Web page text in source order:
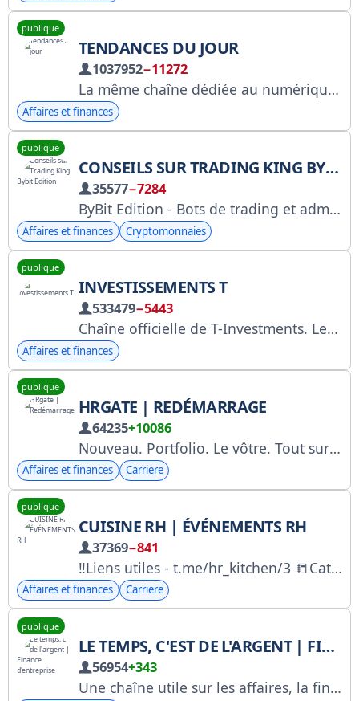
publique
TENDANCES DU JOUR
1037952−11272
La même chaîne dédiée au numérique, aux tendances internet et au marketing de nouvelle génération. Une communauté pour les entrepreneurs, les innovateurs et les personnes brillantes. YouTube : youtube.com/@trends_tg Suggestion : @intrnbot Pour toute question : @earlsky RKN : https://clck.ru/3FjUHb
Affaires et finances
publique
CONSEILS SUR TRADING KING BYBIT EDITION
35577−7284
ByBit Edition - Bots de trading et administrateur pédagogique : @jasonbuzz ⛔️ Bots interdits !
Affaires et finances Cryptomonnaies
publique
INVESTISSEMENTS T
533479−5443
Chaîne officielle de T-Investments. Les informations publiées ne constituent pas un conseil en investissement personnalisé. Inscription au registre du commerce et des sociétés (RKN) : https://l.tbank.ru/marithemi
Affaires et finances
publique
HRGATE | REDÉMARRAGE
64235+10086
Nouveau. Portfolio. Le vôtre. Tout sur les carrières et le marché du travail. Contactez le propriétaire de la chaîne : @geydt. Livres d'auteur, jeux d'entreprise et formations. Conférencier : hrgate.ru.
Affaires et finances Carriere
publique
CUISINE RH | ÉVÉNEMENTS RH
37369−841
‼️Liens utiles - t.me/hr_kitchen/3 📒Catalogue de solutions RH - t.me/hr_kitchen/17801 📪 Pour toute demande publicitaire : @Olga_Semkina1, @MichaelSemkin, @matveyytt 🔰Inscription à la liste RKN : https://gosuslugi.ru/snet/679b8c7bb34cfc6080d8e8af
Affaires et finances Carriere
publique
LE TEMPS, C'EST DE L'ARGENT | FINANCE D'ENTREPRISE
56954+343
Une chaîne utile sur les affaires, la finance et les investissements. Enregistrée auprès de Roskomnadzor : https://clck.ru/3Hd2Qw Chat : @poiskinvest Administrateur de la chaîne : @petrgatilov